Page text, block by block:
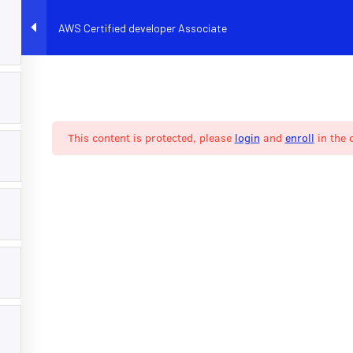
EAZYTRAINING E-LEARNING BOOTCAMP
AWS Certified developer Associate
This content is protected, please login and enroll in the
NOUS FONT